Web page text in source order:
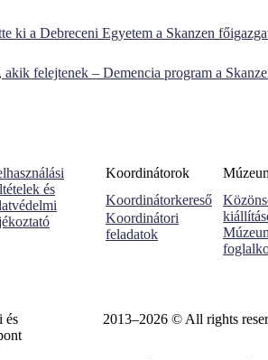
ki a Debreceni Egyetem a Skanzen
felejtenek – Demencia program a
és
Koordinátorok
Koordinátorkereső
Koordinátori
feladatok
és
2013–2026 © All rights